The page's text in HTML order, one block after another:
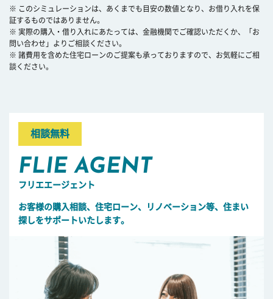
※ このシミュレーションは、あくまでも目安の数値となり、お借り入れを保
証するものではありません。
※ 実際の購入・借り入れにあたっては、金融機関でご確認いただくか、「お
問い合わせ」よりご相談ください。
※ 諸費用を含めた住宅ローンのご提案も承っておりますので、お気軽にご相
談ください。
相談無料
FLIE AGENT
フリエエージェント
お客様の購入相談、住宅ローン、リノベーション等、住まい
探しをサポートいたします。